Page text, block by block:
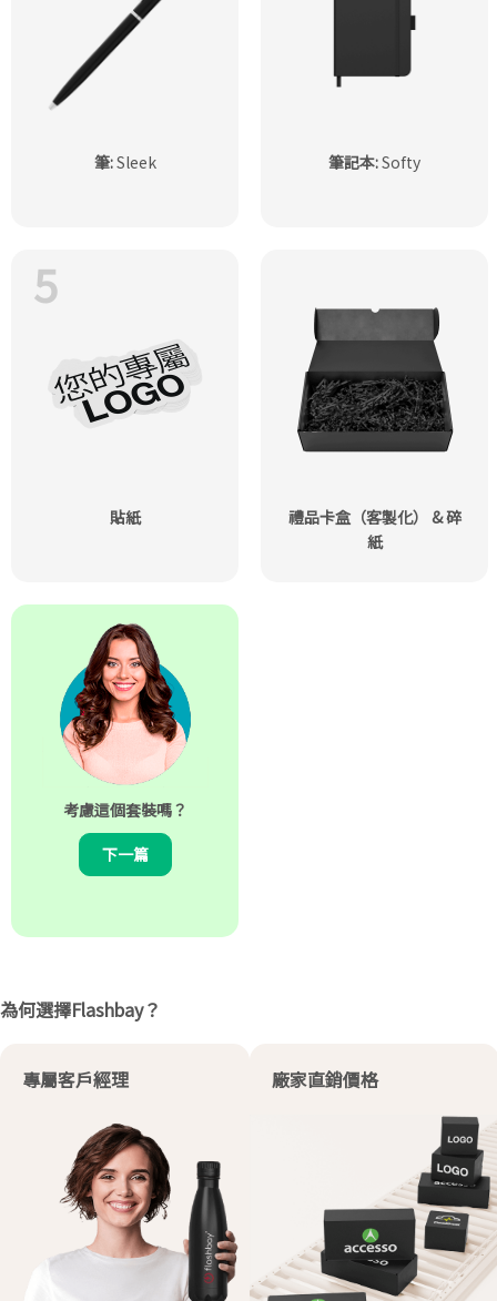
筆:Sleek 筆記本:Softy
5
貼紙
禮品卡盒（客製化） & 碎
紙
考慮這個套裝嗎？
下一篇
為何選擇Flashbay？
專屬客戶經理 廠家直銷價格